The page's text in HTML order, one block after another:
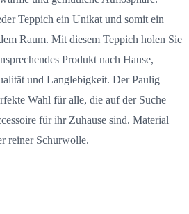
Teppich ein Unikat und somit ein
Raum. Mit diesem Teppich holen Sie
Produkt nach Hause,
und Langlebigkeit. Der Paulig
Wahl für alle, die auf der Suche
für ihr Zuhause sind. Material
reiner Schurwolle.